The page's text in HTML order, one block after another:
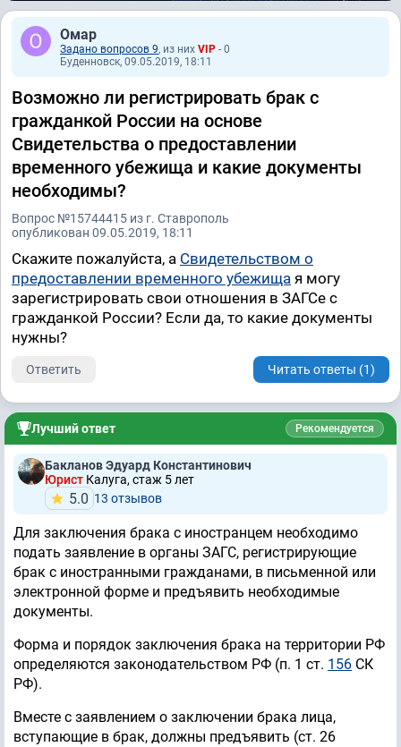
Омар
Задано вопросов 9, из них VIP - 0
Буденновск, 09.05.2019, 18:11
Возможно ли регистрировать брак с
гражданкой России на основе
Свидетельства о предоставлении
временного убежища и какие документы
необходимы?
Вопрос №15744415 из г. Ставрополь
опубликован 09.05.2019, 18:11
Скажите пожалуйста, а Свидетельством о
предоставлении временного убежища я могу
зарегистрировать свои отношения в ЗАГСе с
гражданкой России? Если да, то какие документы
нужны?
Ответить Читать ответы (1)
Лучший ответ Рекомендуется
Бакланов Эдуард Константинович
Юрист Калуга, стаж 5 лет
5.0 13 отзывов
Для заключения брака с иностранцем необходимо
подать заявление в органы ЗАГС, регистрирующие
брак с иностранными гражданами, в письменной или
электронной форме и предъявить необходимые
документы.
Форма и порядок заключения брака на территории РФ
определяются законодательством РФ (п. 1 ст. 156 СК
РФ).
Вместе с заявлением о заключении брака лица,
вступающие в брак, должны предъявить (ст. 26